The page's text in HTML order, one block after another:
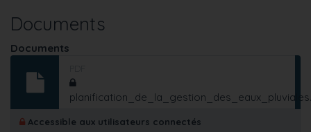
Documents
Documents
Accessible aux utilisateurs connectés